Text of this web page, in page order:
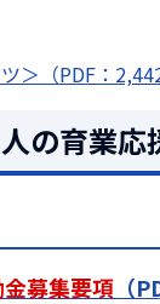
＞（PDF：
の育業応
募集要項 （